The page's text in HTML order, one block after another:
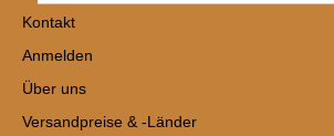
Kontakt
Anmelden
Über uns
Versandpreise & -Länder